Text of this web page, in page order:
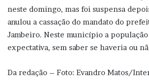
neste domingo, mas foi suspensa
anulou a cassação do mandato do
Jambeiro. Neste município a
expectativa, sem saber se haveria ou
Da redação – Foto: Evandro Matos/